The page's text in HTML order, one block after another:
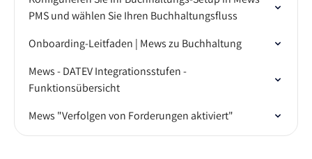
PMS und wählen Sie Ihren Buchhaltungsfluss
Onboarding-Leitfaden | Mews zu Buchhaltung
Mews - DATEV Integrationsstufen -
Funktionsübersicht
Mews "Verfolgen von Forderungen aktiviert"